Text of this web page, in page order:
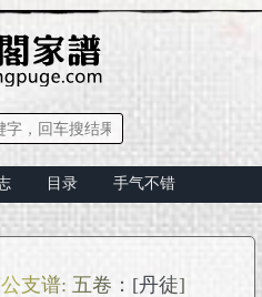
目录 手气不错
支谱: 五卷：[丹徒]